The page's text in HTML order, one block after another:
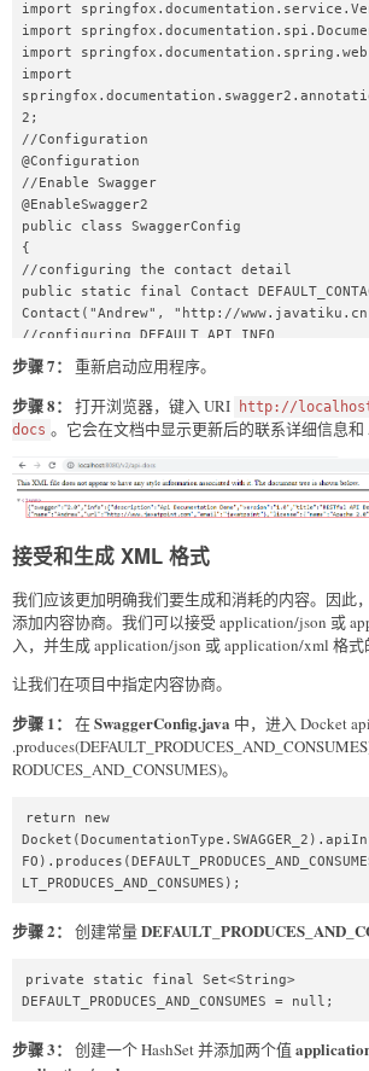
import
import
import
import
2;
//Configuration
@Configuration
//Enable Swagger
@EnableSwagger2
public class SwaggerConfig
{
//configuring the contact detail
public static final Contact
Contact("Andrew", "http://
//configuring DEFAULT_API_INFO
public static final ApiInfo
ApiInfo("RESTful API Demo", "Api
"1.0", "urn:tos",
DEFAULT_CONTACT, "Apache 2.0",
ArrayList<VendorExtension>());
//creating bean
@Bean
{
return new
FO);
}
步骤 7： 重新启动应用程序。
步骤 8： 打开浏览器，键入 URI
http://
docs 。它会在文档中显示更新后的联系详细信息和
接受和生成 XML 格式
我们应该更加明确我们要生成和消耗的内容。因此
添加内容协商。我们可以接受 application/json 或
入，并生成 application/json 或 application/xml 格式
让我们在项目中指定内容协商。
步骤 1： 在SwaggerConfig.java 中，进入 Docket
RODUCES_AND_CONSUMES)。
return new
LT_PRODUCES_AND_CONSUMES);
步骤 2： 创建常量
private static final Set<String>
DEFAULT_PRODUCES_AND_CONSUMES = null;
步骤 3： 创建一个 HashSet 并添加两个值